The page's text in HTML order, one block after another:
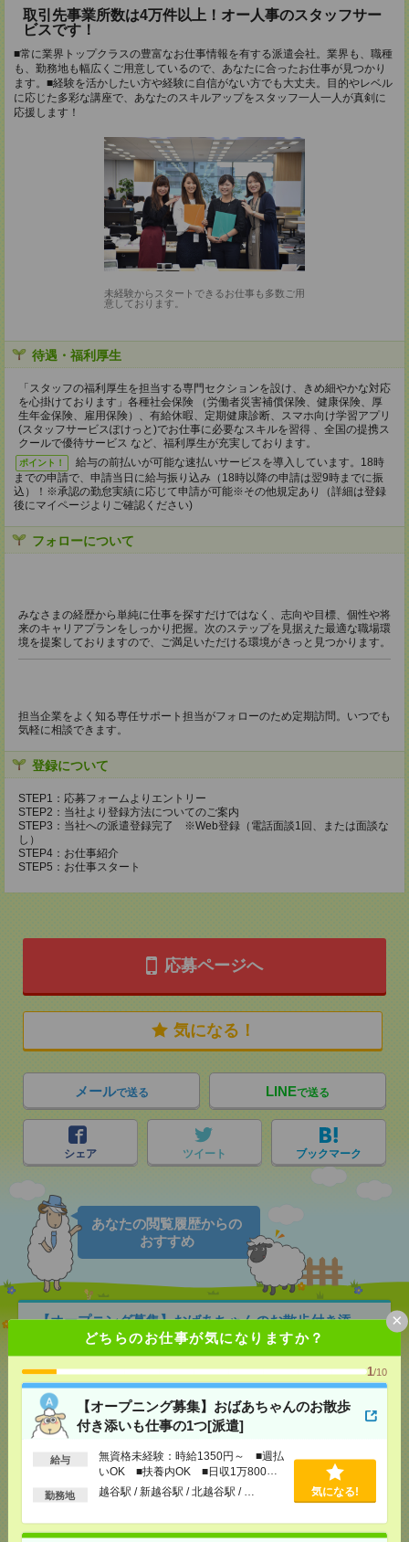
どちらのお仕事が気になりますか？
1/10
【オープニング募集】おばあちゃんのお散歩
付き添いも仕事の1つ[派遣]
給与
無資格未経験：時給1350円～ ■週払
いOK ■扶養内OK ■日収1万800円
以上
勤務地 越谷駅 / 新越谷駅 / 北越谷駅 / … 気になる!
×
取引先事業所数は4万件以上！オー人事のスタッフサー
ビスです！
■常に業界トップクラスの豊富なお仕事情報を有する派遣会社。業界も、職種
も、勤務地も幅広くご用意しているので、あなたに合ったお仕事が見つかり
ます。■経験を活かしたい方や経験に自信がない方でも大丈夫。目的やレベル
に応じた多彩な講座で、あなたのスキルアップをスタッフ一人一人が真剣に
応援します！
未経験からスタートできるお仕事も多数ご用
意しております。
待遇・福利厚生
「スタッフの福利厚生を担当する専門セクションを設け、きめ細やかな対応
を心掛けております」各種社会保険 （労働者災害補償保険、健康保険、厚
生年金保険、雇用保険）、有給休暇、定期健康診断、スマホ向け学習アプリ
(スタッフサービスぽけっと)でお仕事に必要なスキルを習得 、全国の提携ス
クールで優待サービス など、福利厚生が充実しております。
ポイント！
給与の前払いが可能な速払いサービスを導入しています。18時
までの申請で、申請当日に給与振り込み（18時以降の申請は翌9時までに振
込）！※承認の勤怠実績に応じて申請が可能※その他規定あり（詳細は登録
後にマイページよりご確認ください)
フォローについて
みなさまの経歴から単純に仕事を探すだけではなく、志向や目標、個性や将
来のキャリアプランをしっかり把握。次のステップを見据えた最適な職場環
境を提案しておりますので、ご満足いただける環境がきっと見つかります。
担当企業をよく知る専任サポート担当がフォローのため定期訪問。いつでも
気軽に相談できます。
登録について
STEP1：応募フォームよりエントリー
STEP2：当社より登録方法についてのご案内
STEP3：当社への派遣登録完了 ※Web登録（電話面談1回、または面談な
し）
STEP4：お仕事紹介
STEP5：お仕事スタート
応募ページへ
気になる！
メールで送る LINEで送る
シェア ツイート ブックマーク
あなたの閲覧履歴からの
おすすめ
【オープニング募集】おばあちゃんのお散歩付き添
いも仕事の1つ[派遣]
[給 与]無資格未経験：時給1350円～ ■週払い
OK ■扶養内OK ■日収1万800円以上
[交通費]
交通費全額支給
[勤務地]
越谷駅/新越谷駅/北越谷駅 /…
気になる！
＼即日開始OK／物流センターの事務スタッフ募集[派
遣]
[給 与]時給1600円＋交